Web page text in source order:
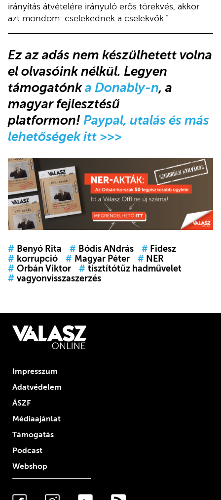
irányítás átvételére irányuló erős törekvés, akkor
azt mondom: cselekednek a cselekvők.”
Ez az adás nem készülhetett volna
el olvasóink nélkül. Legyen
támogatónka Donably-n, a
magyar fejlesztésű
platformon! Paypal, utalás és más
lehetőségek itt >>>
# Benyó Rita # Bódis ANdrás # Fidesz
# korrupció # Magyar Péter # NER
# Orbán Viktor # tisztítótűz hadművelet
# vagyonvisszaszerzés
Impresszum
Adatvédelem
ÁSZF
Médiaajánlat
Támogatás
Podcast
Webshop